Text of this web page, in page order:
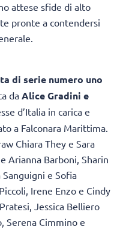
attese sfide di alto
pronte a contendersi
di serie numero uno
da Alice Gradini e
d’Italia in carica e
a Falconara Marittima.
Chiara They e Sara
Arianna Barboni, Sharin
e Sofia
Irene Enzo e Cindy
Jessica Belliero
Serena Cimmino e